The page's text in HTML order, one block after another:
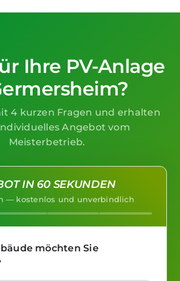
denselben Ansprechpartner.
Ihre PV-Anlage
4 kurzen Fragen und erhalten
Angebot vom
Meisterbetrieb.
IN 60 SEKUNDEN
— kostenlos und unverbindlich
möchten Sie